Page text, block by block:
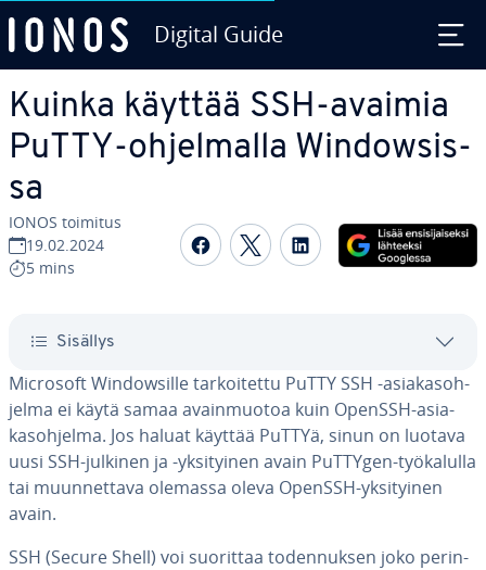
Digital Guide
Kuinka käyttää SSH-avaimia
PuTTY-oh­jel­mal­la Win­dow­sis­
sa
IONOS toimitus
19.02.2024
5 mins
Jaa Face­boo­kis­sa
Jaa Twit­te­ris­sä
Jaa Lin­ke­dI­nis­sä
Sisällys
Microsoft Win­dow­sil­le tar­koi­tet­tu PuTTY SSH -asia­kas­oh­
jel­ma ei käytä samaa avain­muo­toa kuin OpenSSH-asia­
kas­oh­jel­ma. Jos haluat käyttää PuTTYä, sinun on luotava
uusi SSH-julkinen ja -yk­si­tyi­nen avain PuTTYgen-työ­ka­lul­la
tai muun­net­ta­va olemassa oleva OpenSSH-yk­si­tyi­nen
avain.
SSH (Secure Shell) voi suorittaa to­den­nuk­sen joko pe­rin­